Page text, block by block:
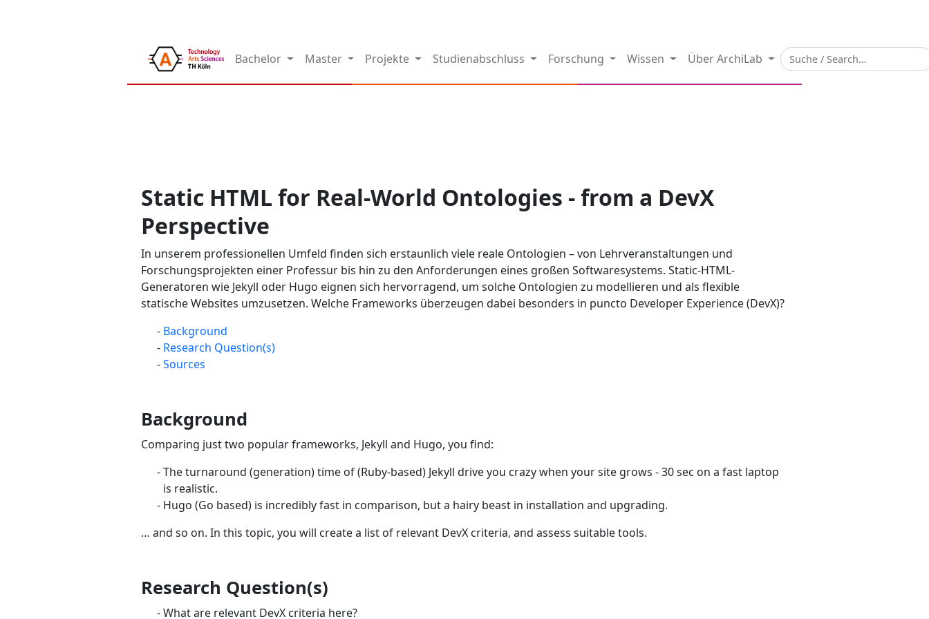
Bachelor Master Projekte Studienabschluss Forschung Wissen Über ArchiLab
Static HTML for Real-World Ontologies - from a DevX
Perspective
In unserem professionellen Umfeld finden sich erstaunlich viele reale Ontologien – von Lehrveranstaltungen und
Forschungsprojekten einer Professur bis hin zu den Anforderungen eines großen Softwaresystems. Static-HTML-
Generatoren wie Jekyll oder Hugo eignen sich hervorragend, um solche Ontologien zu modellieren und als flexible
statische Websites umzusetzen. Welche Frameworks überzeugen dabei besonders in puncto Developer Experience (DevX)?
Background
Research Question(s)
Sources
Background
Comparing just two popular frameworks, Jekyll and Hugo, you find:
The turnaround (generation) time of (Ruby-based) Jekyll drive you crazy when your site grows - 30 sec on a fast laptop
is realistic.
Hugo (Go based) is incredibly fast in comparison, but a hairy beast in installation and upgrading.
… and so on. In this topic, you will create a list of relevant DevX criteria, and assess suitable tools.
Research Question(s)
What are relevant DevX criteria here?